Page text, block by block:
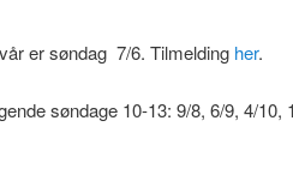
er søndag 7/6. Tilmelding her.
søndage 10-13: 9/8, 6/9, 4/10,